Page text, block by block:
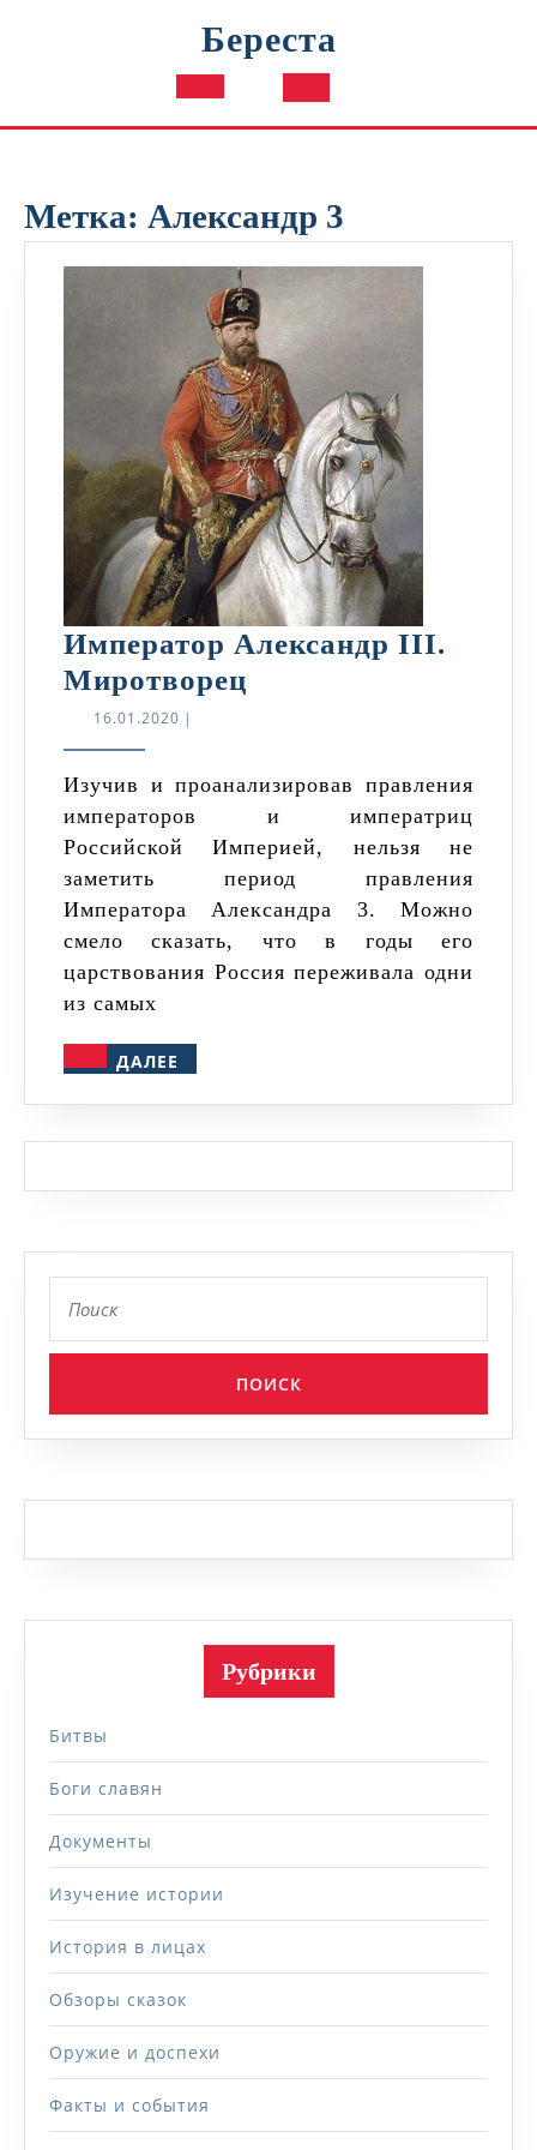
Береста
Кнопка
Метка: Александр 3
Император Александр III.
Миротворец
Миротворец
16.01.2020 16.01.2020
|
Изучив и проанализировав правления
императоров и императриц
Российской Империей, нельзя не
заметить период правления
Императора Александра 3. Можно
смело сказать, что в годы его
царствования Россия переживала одни
из самых
ДАЛЕЕ
Рубрики
Битвы
Боги славян
Документы
Изучение истории
История в лицах
Обзоры сказок
Оружие и доспехи
Факты и события